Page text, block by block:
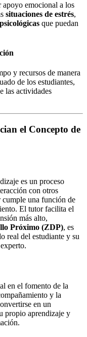
apoyo emocional a los
situaciones de estrés,
que puedan
y recursos de manera
de los estudiantes,
las actividades
el Concepto de
es un proceso
con otros
cumple una función de
El tutor facilita el
más alto,
Próximo (ZDP), es
real del estudiante y su
en el fomento de la
y la
en un
propio aprendizaje y